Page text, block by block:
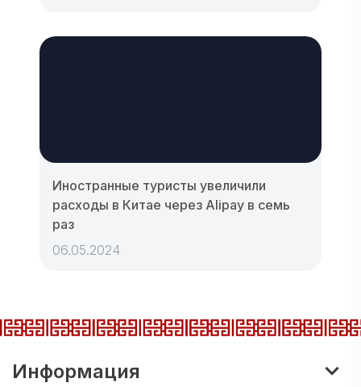
Иностранные туристы увеличили
расходы в Китае через Alipay в семь
раз
06.05.2024
Информация